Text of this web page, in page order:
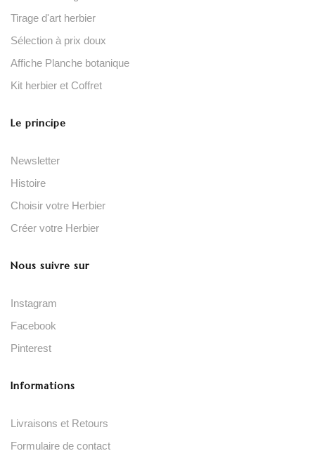
Tirage d'art herbier
Sélection à prix doux
Affiche Planche botanique
Kit herbier et Coffret
Le principe
Newsletter
Histoire
Choisir votre Herbier
Créer votre Herbier
Nous suivre sur
Instagram
Facebook
Pinterest
Informations
Livraisons et Retours
Formulaire de contact